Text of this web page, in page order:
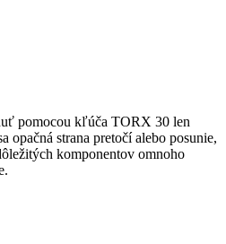
pomocou kľúča TORX 30 len
opačná strana pretočí alebo posunie,
komponentov omnoho